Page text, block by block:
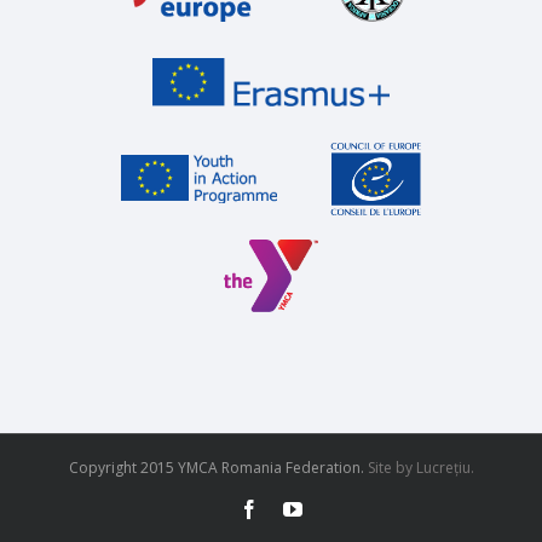
Copyright 2015 YMCA Romania Federation. Site by Lucrețiu.